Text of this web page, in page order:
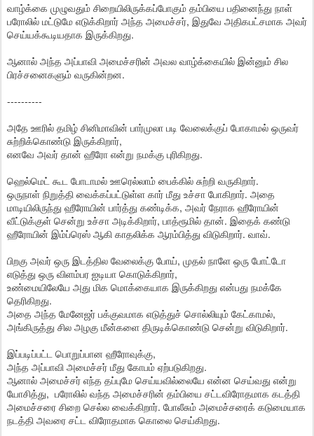
வாழ்க்கை முழுவதும் சிறையிலிருக்கப்போகும் தம்பியை பதினைந்து நாள்
பரோலில் மட்டுமே எடுக்கிறார் அந்த அமைச்சர், இதுவே அதிகபட்சமாக அவர்
செய்யக்கூடியதாக இருக்கிறது.
ஆனால் அந்த அப்பாவி அமைச்சரின் அவல வாழ்க்கையில் இன்னும் சில
பிரச்சனைகளும் வருகின்றன.
----------
அதே ஊரில் தமிழ் சினிமாவின் பார்முலா படி வேலைக்குப் போகாமல் ஒருவர்
சுற்றிக்கொண்டு இருக்கிறார்,
எனவே அவர் தான் ஹீரோ என்று நமக்கு புரிகிறது.
ஹெல்மெட் கூட போடாமல் ஊரெல்லாம் பைக்கில் சுற்றி வருகிறார்.
ஒருநாள் நிறுத்தி வைக்கப்பட்டுள்ள கார் மீது உச்சா போகிறார். அதை
மாடியிலிருந்து ஹீரோயின் பார்த்து கண்டிக்க, அவர் நேராக ஹீரோயின்
வீட்டுக்குள் சென்று உச்சா அடிக்கிறார், பாத்ரூமில் தான். இதைக் கண்டு
ஹீரோயின் இம்ப்ரெஸ் ஆகி காதலிக்க ஆரம்பித்து விடுகிறார். வாவ்.
பிறகு அவர் ஒரு இடத்தில வேலைக்கு போய், முதல் நாளே ஒரு போட்டோ
எடுத்து ஒரு விளம்பர ஐடியா கொடுக்கிறார்,
உண்மையிலேயே அது மிக மொக்கையாக இருக்கிறது என்பது நமக்கே
தெரிகிறது.
அதை அந்த மேனேஜர் பக்குவமாக எடுத்துச் சொல்லியும் கேட்காமல்,
அங்கிருத்து சில அழகு மீன்களை திருடிக்கொண்டு சென்று விடுகிறார்.
இப்படிப்பட்ட பொறுப்பான ஹீரோவுக்கு,
அந்த அப்பாவி அமைச்சர் மீது கோபம் ஏற்படுகிறது.
ஆனால் அமைச்சர் எந்த தப்புமே செய்யவில்லையே என்ன செய்வது என்று
யோசித்து, பரோலில் வந்த அமைச்சரின் தம்பியை சட்டவிரோதமாக கடத்தி
அமைச்சரை சிறை செல்ல வைக்கிறார். போலீசும் அமைச்சரைக் கடுமையாக
நடத்தி அவரை சட்ட விரோதமாக கொலை செய்கிறது.